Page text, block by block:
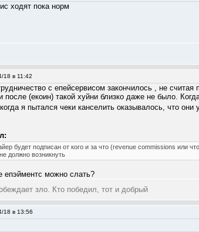
ходят пока норм
18 в 11:42
с епейсервисом закончилось , не
после (екоин) такой хуйни близко даже не было.
я пытался чеки канселить оказывалось, что
будет подписан от кого и за что (revenue commissions или
должно возникнуть
епэйментс можно слать?
зло. Кто победил, тот и добрый
18 в 13:56